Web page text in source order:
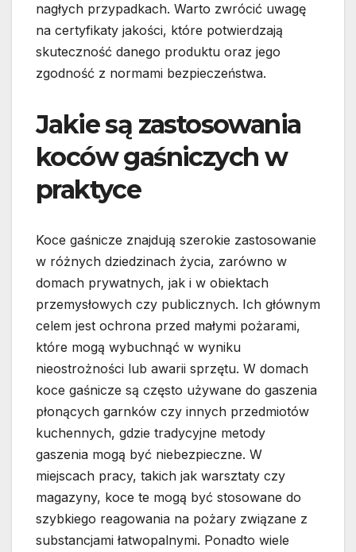
nagłych przypadkach. Warto zwrócić uwagę
na certyfikaty jakości, które potwierdzają
skuteczność danego produktu oraz jego
zgodność z normami bezpieczeństwa.
Jakie są zastosowania
koców gaśniczych w
praktyce
Koce gaśnicze znajdują szerokie zastosowanie
w różnych dziedzinach życia, zarówno w
domach prywatnych, jak i w obiektach
przemysłowych czy publicznych. Ich głównym
celem jest ochrona przed małymi pożarami,
które mogą wybuchnąć w wyniku
nieostrożności lub awarii sprzętu. W domach
koce gaśnicze są często używane do gaszenia
płonących garnków czy innych przedmiotów
kuchennych, gdzie tradycyjne metody
gaszenia mogą być niebezpieczne. W
miejscach pracy, takich jak warsztaty czy
magazyny, koce te mogą być stosowane do
szybkiego reagowania na pożary związane z
substancjami łatwopalnymi. Ponadto wiele